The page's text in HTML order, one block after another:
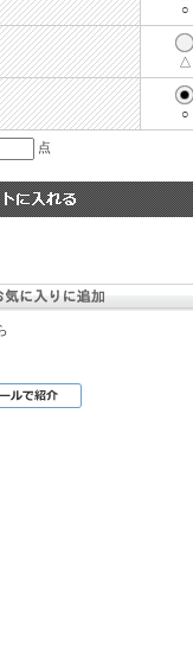
○
△
○
点